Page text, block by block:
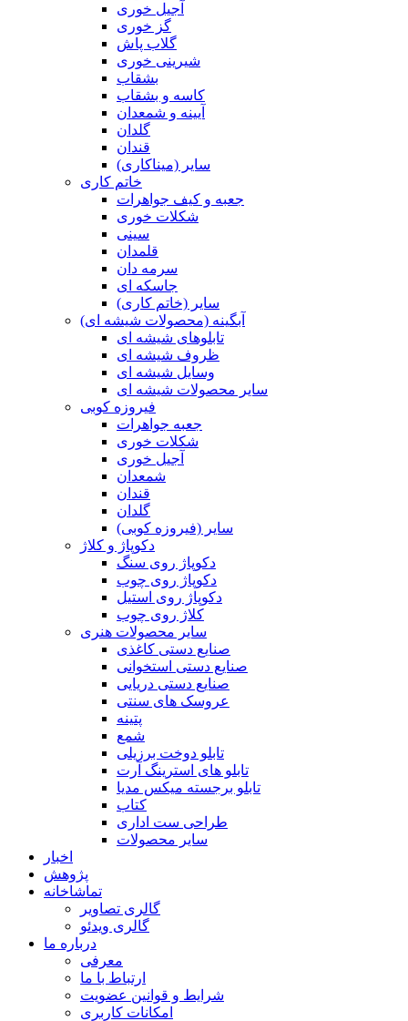
آجیل خوری
گز خوری
گلاب پاش
شیرینی خوری
بشقاب
کاسه و بشقاب
آیینه و شمعدان
گلدان
قندان
سایر (میناکاری)
خاتم کاری
جعبه و کیف جواهرات
شکلات خوری
سینی
قلمدان
سرمه دان
جاسکه ای
سایر (خاتم کاری)
آبگینه (محصولات شیشه ای)
تابلوهای شیشه ای
ظروف شیشه ای
وسایل شیشه ای
سایر محصولات شیشه ای
فیروزه کوبی
جعبه جواهرات
شکلات خوری
آجیل خوری
شمعدان
قندان
گلدان
سایر (فیروزه کوبی)
دکوپاژ و کلاژ
دکوپاژ روی سنگ
دکوپاژ روی چوب
دکوپاژ روی استیل
کلاژ روی چوب
سایر محصولات هنری
صنایع دستی کاغذی
صنایع دستی استخوانی
صنایع دستی دریایی
عروسک های سنتی
پتینه
شمع
تابلو دوخت برزیلی
تابلو های استرینگ آرت
تابلو برجسته میکس مدیا
کتاب
طراحی ست اداری
سایر محصولات
اخبار
پژوهش
تماشاخانه
گالری تصاویر
گالری ویدئو
درباره ما
معرفی
ارتباط با ما
شرایط و قوانین عضویت
امکانات کاربری